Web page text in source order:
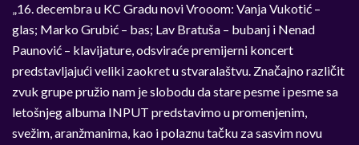
„16. decembra u KC Gradu novi Vrooom: Vanja Vukotić –
glas; Marko Grubić – bas; Lav Bratuša – bubanj i Nenad
Paunović – klavijature, odsviraće premijerni koncert
predstavljajući veliki zaokret u stvaralaštvu. Značajno različit
zvuk grupe pružio nam je slobodu da stare pesme i pesme sa
letošnjeg albuma INPUT predstavimo u promenjenim,
svežim, aranžmanima, kao i polaznu tačku za sasvim novu